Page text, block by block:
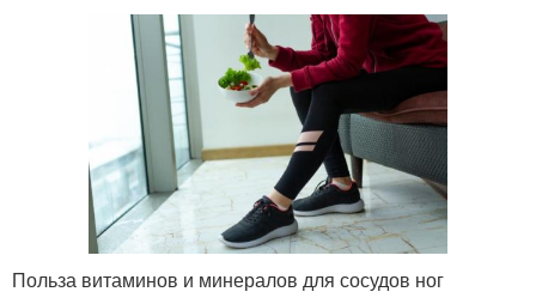
Польза витаминов и минералов для сосудов ног